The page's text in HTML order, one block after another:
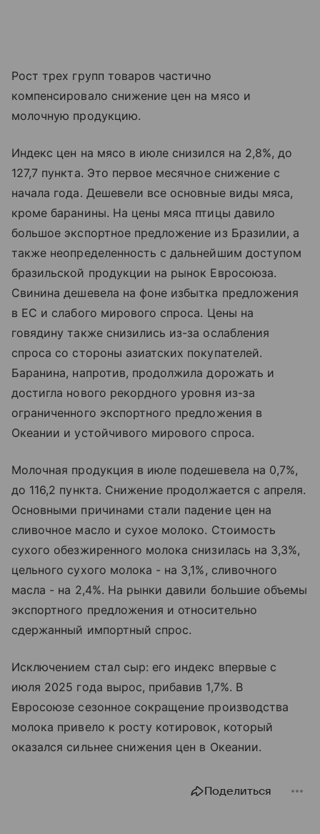
Рост трех групп товаров частично
компенсировало снижение цен на мясо и
молочную продукцию.
Индекс цен на мясо в июле снизился на 2,8%, до
127,7 пункта. Это первое месячное снижение с
начала года. Дешевели все основные виды мяса,
кроме баранины. На цены мяса птицы давило
большое экспортное предложение из Бразилии, а
также неопределенность с дальнейшим доступом
бразильской продукции на рынок Евросоюза.
Свинина дешевела на фоне избытка предложения
в ЕС и слабого мирового спроса. Цены на
говядину также снизились из-за ослабления
спроса со стороны азиатских покупателей.
Баранина, напротив, продолжила дорожать и
достигла нового рекордного уровня из-за
ограниченного экспортного предложения в
Океании и устойчивого мирового спроса.
Молочная продукция в июле подешевела на 0,7%,
до 116,2 пункта. Снижение продолжается с апреля.
Основными причинами стали падение цен на
сливочное масло и сухое молоко. Стоимость
сухого обезжиренного молока снизилась на 3,3%,
цельного сухого молока - на 3,1%, сливочного
масла - на 2,4%. На рынки давили большие объемы
экспортного предложения и относительно
сдержанный импортный спрос.
Исключением стал сыр: его индекс впервые с
июля 2025 года вырос, прибавив 1,7%. В
Евросоюзе сезонное сокращение производства
молока привело к росту котировок, который
оказался сильнее снижения цен в Океании.
Поделиться